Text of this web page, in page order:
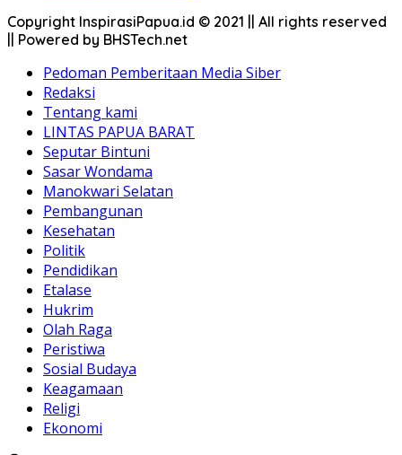
Copyright InspirasiPapua.id © 2021 || All rights reserved
|| Powered by BHSTech.net
Pedoman Pemberitaan Media Siber
Redaksi
Tentang kami
LINTAS PAPUA BARAT
Seputar Bintuni
Sasar Wondama
Manokwari Selatan
Pembangunan
Kesehatan
Politik
Pendidikan
Etalase
Hukrim
Olah Raga
Peristiwa
Sosial Budaya
Keagamaan
Religi
Ekonomi